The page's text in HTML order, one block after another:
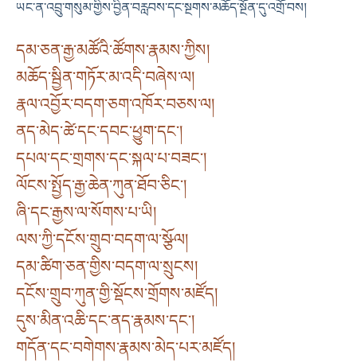
ཡང་ན་འབྲུ་གསུམ་གྱིས་བྱིན་བརླབས་དང་སྔགས་མཆོད་སྔོན་དུ་འགྲོ་བས།
དམ་ཅན་རྒྱ་མཚོའི་ཚོགས་རྣམས་ཀྱིས།
མཆོད་སྦྱིན་གཏོར་མ་འདི་བཞེས་ལ།
རྣལ་འབྱོར་བདག་ཅག་འཁོར་བཅས་ལ།
ནད་མེད་ཚེ་དང་དབང་ཕྱུག་དང༌།
དཔལ་དང་གྲགས་དང་སྐལ་པ་བཟང༌།
ལོངས་སྤྱོད་རྒྱ་ཆེན་ཀུན་ཐོབ་ཅིང༌།
ཞི་དང་རྒྱས་ལ་སོགས་པ་ཡི།
ལས་ཀྱི་དངོས་གྲུབ་བདག་ལ་སྩོལ།
དམ་ཚིག་ཅན་གྱིས་བདག་ལ་སྲུངས།
དངོས་གྲུབ་ཀུན་གྱི་སྡོངས་གྲོགས་མཛོད།
དུས་མིན་འཆི་དང་ནད་རྣམས་དང༌།
གདོན་དང་བགེགས་རྣམས་མེད་པར་མཛོད།